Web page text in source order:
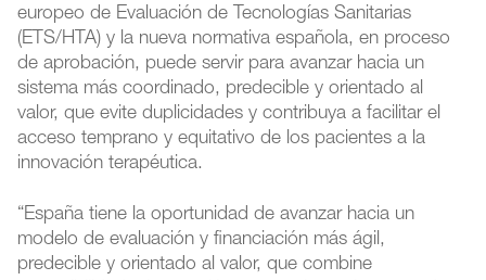
europeo de Evaluación de Tecnologías Sanitarias
(ETS/HTA) y la nueva normativa española, en proceso
de aprobación, puede servir para avanzar hacia un
sistema más coordinado, predecible y orientado al
valor, que evite duplicidades y contribuya a facilitar el
acceso temprano y equitativo de los pacientes a la
innovación terapéutica.
“España tiene la oportunidad de avanzar hacia un
modelo de evaluación y financiación más ágil,
predecible y orientado al valor, que combine